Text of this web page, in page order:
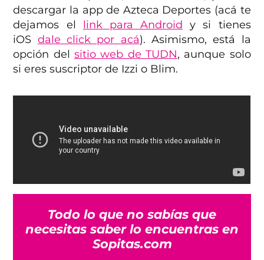
descargar la app de Azteca Deportes (acá te
dejamos el link para Android y si tienes
iOS dale click por acá). Asimismo, está la
opción delsitio web de TUDN, aunque solo
si eres suscriptor de Izzi o Blim.
Todo lo que no sabías que
necesitas saber lo encuentras en
Sopitas.com